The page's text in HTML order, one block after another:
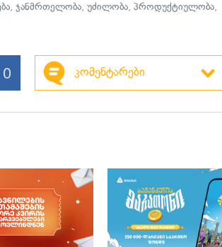
,ჯანმრთელობა,უძილობა,პროდუქტიულობა,
0 კომენტარები